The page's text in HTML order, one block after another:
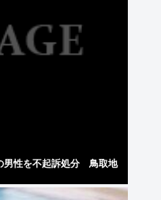
男性を不起訴処分 鳥取地